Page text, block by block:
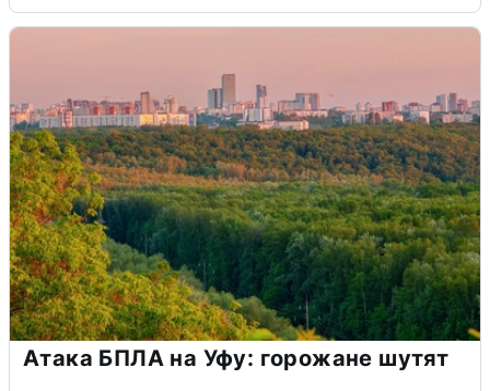
Атака БПЛА на Уфу: горожане шутят